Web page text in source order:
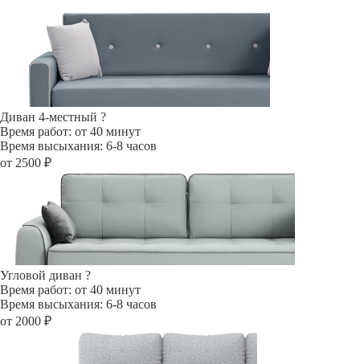
Диван 4-местный ?
Время работ: от 40 минут
Время высыхания: 6-8 часов
от 2500 ₽
Угловой диван ?
Время работ: от 40 минут
Время высыхания: 6-8 часов
от 2000 ₽